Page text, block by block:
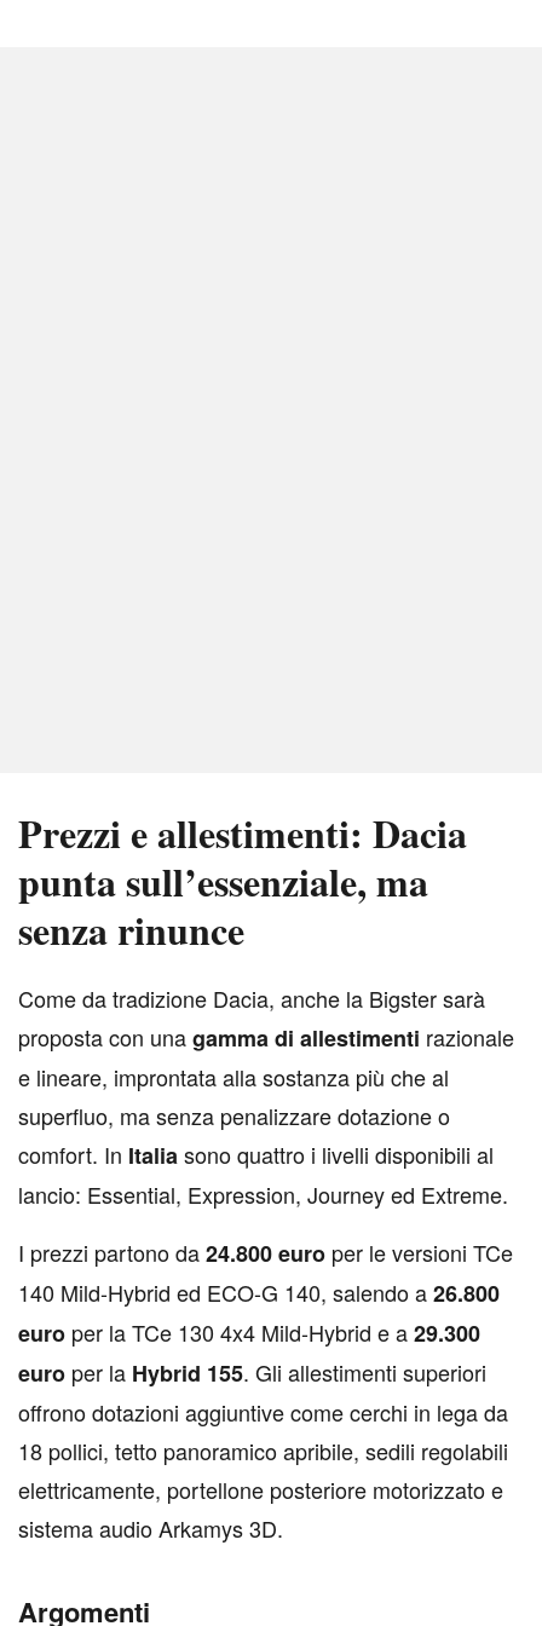
Prezzi e allestimenti: Dacia
punta sull’essenziale, ma
senza rinunce
Come da tradizione Dacia, anche la Bigster sarà
proposta con unagamma di allestimenti razionale
e lineare, improntata alla sostanza più che al
superfluo, ma senza penalizzare dotazione o
comfort. In Italiasono quattro i livelli disponibili al
lancio: Essential, Expression, Journey ed Extreme.
I prezzi partono da24.800 euro per le versioni TCe
140 Mild-Hybrid ed ECO-G 140, salendo a26.800
euro per la TCe 130 4x4 Mild-Hybrid e a29.300
euro per la Hybrid 155. Gli allestimenti superiori
offrono dotazioni aggiuntive come cerchi in lega da
18 pollici, tetto panoramico apribile, sedili regolabili
elettricamente, portellone posteriore motorizzato e
sistema audio Arkamys 3D.
Argomenti